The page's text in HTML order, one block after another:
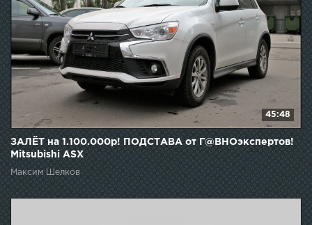
45:48
ЗАЛЁТ на 1.100.000р! ПОДСТАВА от Г@ВНОэкспертов!
Mitsubishi ASX
Максим Шелков